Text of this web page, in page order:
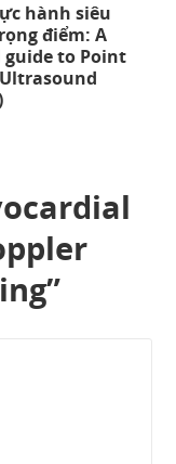
hành siêu
điểm: A
to Point
”